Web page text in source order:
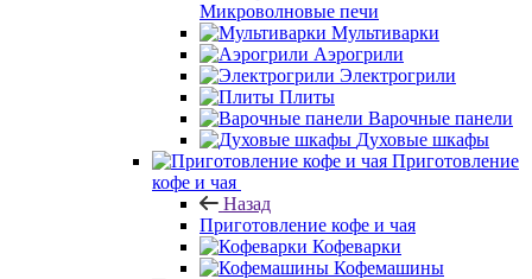
Микроволновые печи
Мультиварки
Аэрогрили
Электрогрили
Плиты
Варочные панели
Духовые шкафы
Приготовление
кофе и чая
Назад
Приготовление кофе и чая
Кофеварки
Кофемашины